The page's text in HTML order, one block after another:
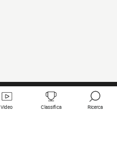
Video Classifica Ricerca